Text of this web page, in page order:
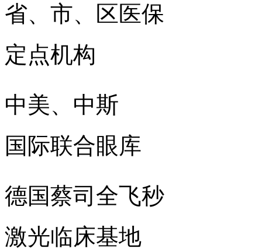
省、市、区医保
定点机构
中美、中斯
国际联合眼库
德国蔡司全飞秒
激光临床基地